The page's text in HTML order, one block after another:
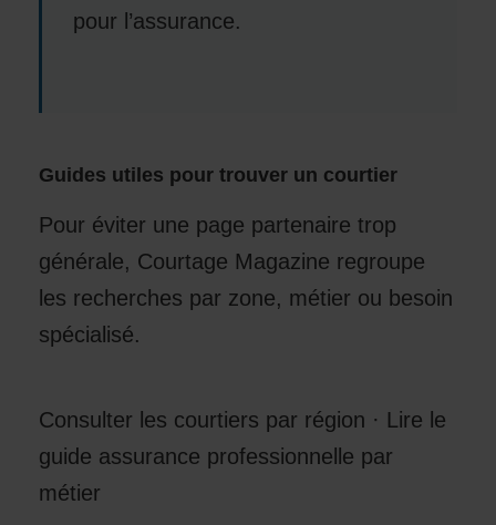
pour l’assurance.
Guides utiles pour trouver un courtier
Pour éviter une page partenaire trop
générale, Courtage Magazine regroupe
les recherches par zone, métier ou besoin
spécialisé.
Consulter les courtiers par région · Lire le
guide assurance professionnelle par
métier